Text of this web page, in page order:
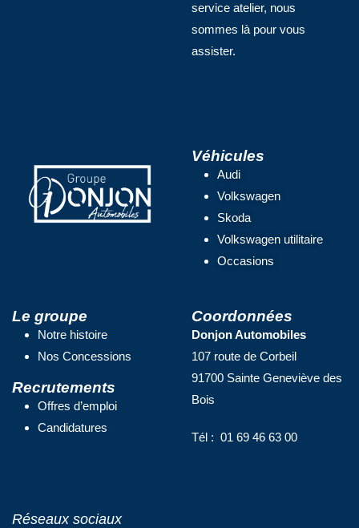
service atelier, nous
sommes là pour vous
assister.
Véhicules
Audi
Volkswagen
Skoda
Volkswagen utilitaire
Occasions
Le groupe
Notre histoire
Nos Concessions
Recrutements
Offres d’emploi
Candidatures
Coordonnées
Donjon Automobiles
107 route de Corbeil
91700 Sainte Geneviève des
Bois
Tél : 01 69 46 63 00
Réseaux sociaux